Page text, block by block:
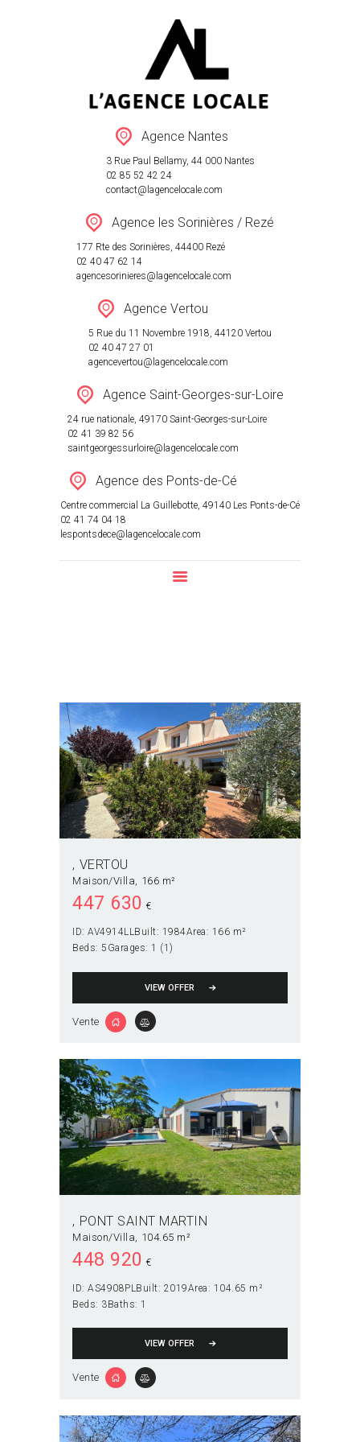
Agence Nantes
3 Rue Paul Bellamy, 44 000 Nantes
02 85 52 42 24
contact@lagencelocale.com
Agence les Sorinières / Rezé
177 Rte des Sorinières, 44400 Rezé
02 40 47 62 14
agencesorinieres@lagencelocale.com
Agence Vertou
5 Rue du 11 Novembre 1918, 44120 Vertou
02 40 47 27 01
agencevertou@lagencelocale.com
Agence Saint-Georges-sur-Loire
24 rue nationale, 49170 Saint-Georges-sur-Loire
02 41 39 82 56
saintgeorgessurloire@lagencelocale.com
Agence des Ponts-de-Cé
Centre commercial La Guillebotte, 49140 Les Ponts-de-Cé
02 41 74 04 18
lespontsdece@lagencelocale.com
VENTE
ESTIMATION
AGENCES
RÉSEAU
ACTUALITÉ
CONTACT
VERTOU
Maison/Villa 166 m²
447 630 €
ID: AV4914LLBuilt: 1984Area: 166 m²
Beds: 5 Garages: 1 (1)
VIEW OFFER
Vente
PONT SAINT MARTIN
Maison/Villa 104.65 m²
448 920 €
ID: AS4908PLBuilt: 2019Area: 104.65 m²
Beds: 3Baths: 1
VIEW OFFER
Vente